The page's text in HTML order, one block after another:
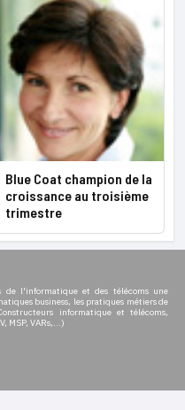
Blue Coat champion de la
croissance au troisième
trimestre
de l'informatique et des télécoms une
business, les pratiques métiers de
informatique et télécoms,
MSP, VARs,...)